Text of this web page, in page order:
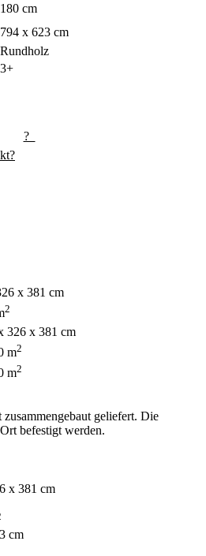
180 cm
794 x 623 cm
Rundholz
3+
?
x 381 cm
2
326 x 381 cm
m2
m2
geliefert. Die
befestigt werden.
x 381 cm
cm